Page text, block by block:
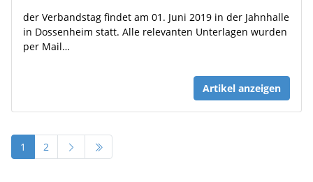
der Verbandstag findet am 01. Juni 2019 in der Jahnhalle
in Dossenheim statt. Alle relevanten Unterlagen wurden
per Mail…
Artikel anzeigen
1 2